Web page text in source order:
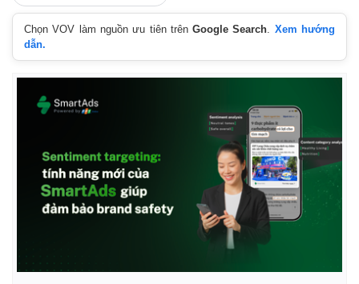
Chọn VOV làm nguồn ưu tiên trênGoogle Search
Xem hướng
dẫn.